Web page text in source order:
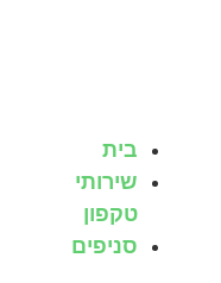
בית
שירותי
טקפון
סניפים